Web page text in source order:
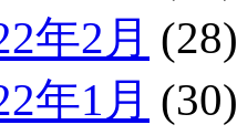
年2月 (28)
年1月 (30)